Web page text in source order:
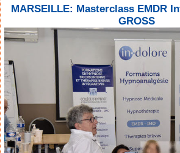
MARSEILLE: Masterclass EMDR
GROSS